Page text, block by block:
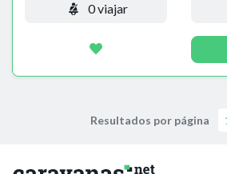
0 viajar
Resultados por página